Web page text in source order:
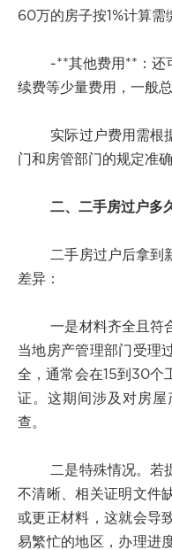
60万的房子按1%计算需
-**其他费用**：还可
续费等少量费用，一般
实际过户费用需根据
门和房管部门的规定准确
二、二手房过户多
二手房过户后拿到新
差异：
一是材料齐全且符合
当地房产管理部门受理
全，通常会在15到30个
证。这期间涉及对房
查。
二是特殊情况。若提
不清晰、相关证明文件
或更正材料，这就会导
易繁忙的地区，办理进